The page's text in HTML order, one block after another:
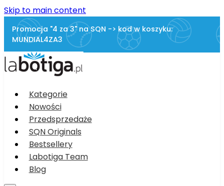
Skip to main content
Promocja "4 za 3" na SQN -> kod w koszyku:
MUNDIAL4ZA3
Kategorie
Nowości
Przedsprzedaże
SQN Originals
Bestsellery
Labotiga Team
Blog